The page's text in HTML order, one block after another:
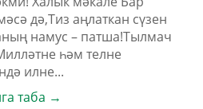
дә,Тиз аңлаткан сүзен
намус – патша!Тылмач
һәм телне
илне...
таба →